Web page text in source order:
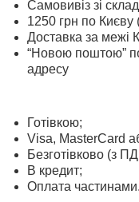
Самовивіз зі
1250 грн по Києву
Доставка за межі
“Новою поштою”
адресу
Готівкою;
Visa, MasterСard
Безготівково (з
В кредит;
Оплата частинами.